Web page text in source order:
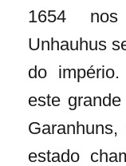
1654
Unhauhus
do
este
estado